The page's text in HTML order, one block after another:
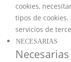
cookies,
tipos de cookies.
servicios de
NECESARIAS
Necesarias